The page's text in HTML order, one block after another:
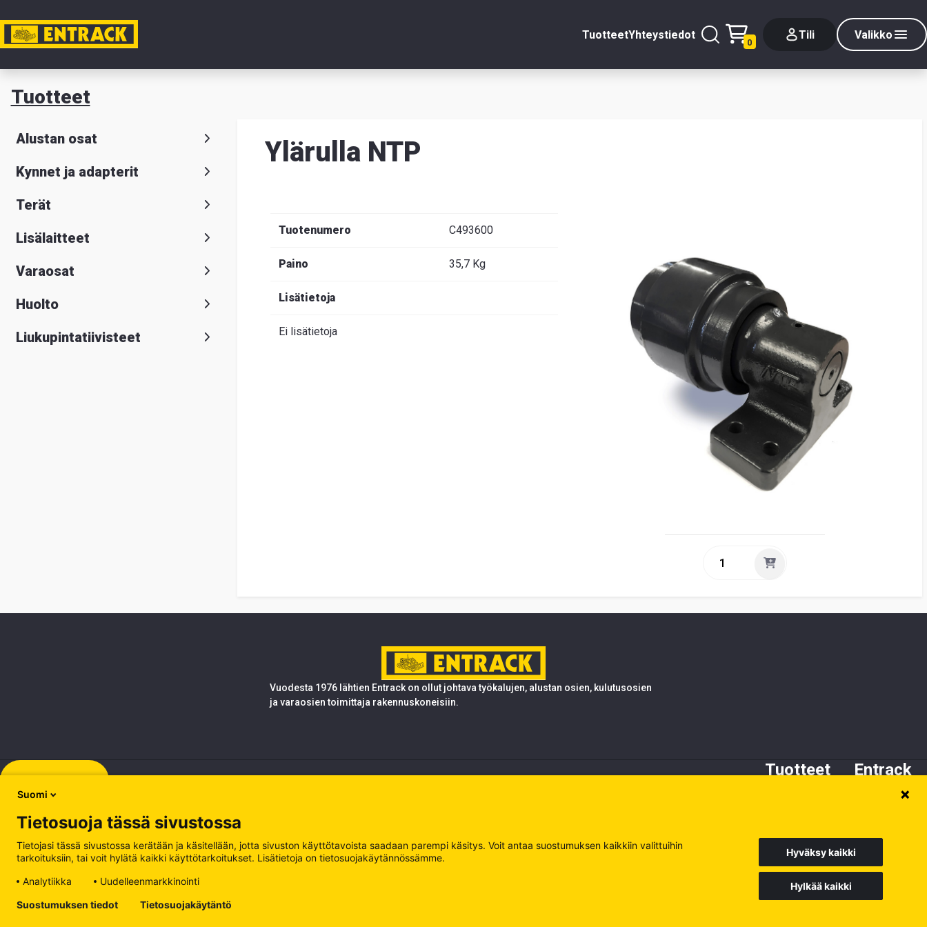
TuotteetYhteystiedot
0
Tili Valikko
Tili Sulje
Tuotevalitsin
Tietoa
meistä
Tuotteet
Alustan osat
Kynnet ja adapterit
Terät
Lisälaitteet
Varaosat
Huolto
Liukupintatiivisteet
Ylärulla NTP
Tuotenumero C493600
Paino 35,7 Kg
Lisätietoja
Ei lisätietoja
Vuodesta 1976 lähtien Entrack on ollut johtava työkalujen, alustan osien, kulutusosien
ja varaosien toimittaja rakennuskoneisiin.
Rekisteröidy
Tuotteet
Varaosat
Entrack
Tietoa meistä
Käsittele evästeitä Tietosuojakäytäntö
Suomi
Tietosuoja tässä sivustossa
Tietojasi tässä sivustossa kerätään ja käsitellään, jotta sivuston käyttötavoista saadaan parempi käsitys. Voit antaa suostumuksen kaikkiin valittuihin
tarkoituksiin, tai voit hylätä kaikki käyttötarkoitukset. Lisätietoja on tietosuojakäytännössämme.
Analytiikka
Uudelleenmarkkinointi
Hyväksy kaikki
Hylkää kaikki
Suostumuksen tiedot
Tietosuojakäytäntö